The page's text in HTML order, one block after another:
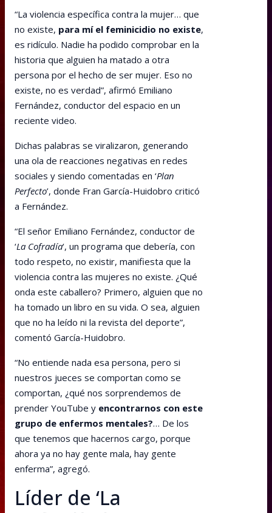
“La violencia específica contra la mujer… que
no existe, para mí el feminicidio no existe,
es ridículo. Nadie ha podido comprobar en la
historia que alguien ha matado a otra
persona por el hecho de ser mujer. Eso no
existe, no es verdad”, afirmó Emiliano
Fernández, conductor del espacio en un
reciente video.
Dichas palabras se viralizaron, generando
una ola de reacciones negativas en redes
sociales y siendo comentadas en ‘Plan
Perfecto’, donde Fran García-Huidobro criticó
a Fernández.
“El señor Emiliano Fernández, conductor de
‘La Cofradía‘, un programa que debería, con
todo respeto, no existir, manifiesta que la
violencia contra las mujeres no existe. ¿Qué
onda este caballero? Primero, alguien que no
ha tomado un libro en su vida. O sea, alguien
que no ha leído ni la revista del deporte”,
comentó García-Huidobro.
“No entiende nada esa persona, pero si
nuestros jueces se comportan como se
comportan, ¿qué nos sorprendemos de
prender YouTube y encontrarnos con este
grupo de enfermos mentales?… De los
que tenemos que hacernos cargo, porque
ahora ya no hay gente mala, hay gente
enferma”, agregó.
Líder de ‘La